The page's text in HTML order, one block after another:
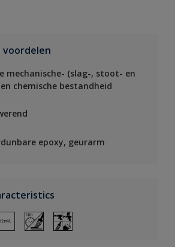
voordelen
mechanische- (slag-, stoot- en
chemische bestandheid
epoxy, geurarm